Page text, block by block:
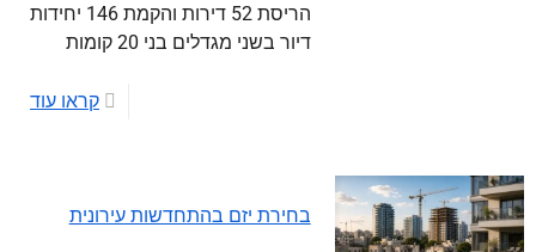
הריסת 52 דירות והקמת 146 יחידות
דיור בשני מגדלים בני 20 קומות
קראו עוד
בחירת יזם בהתחדשות עירונית